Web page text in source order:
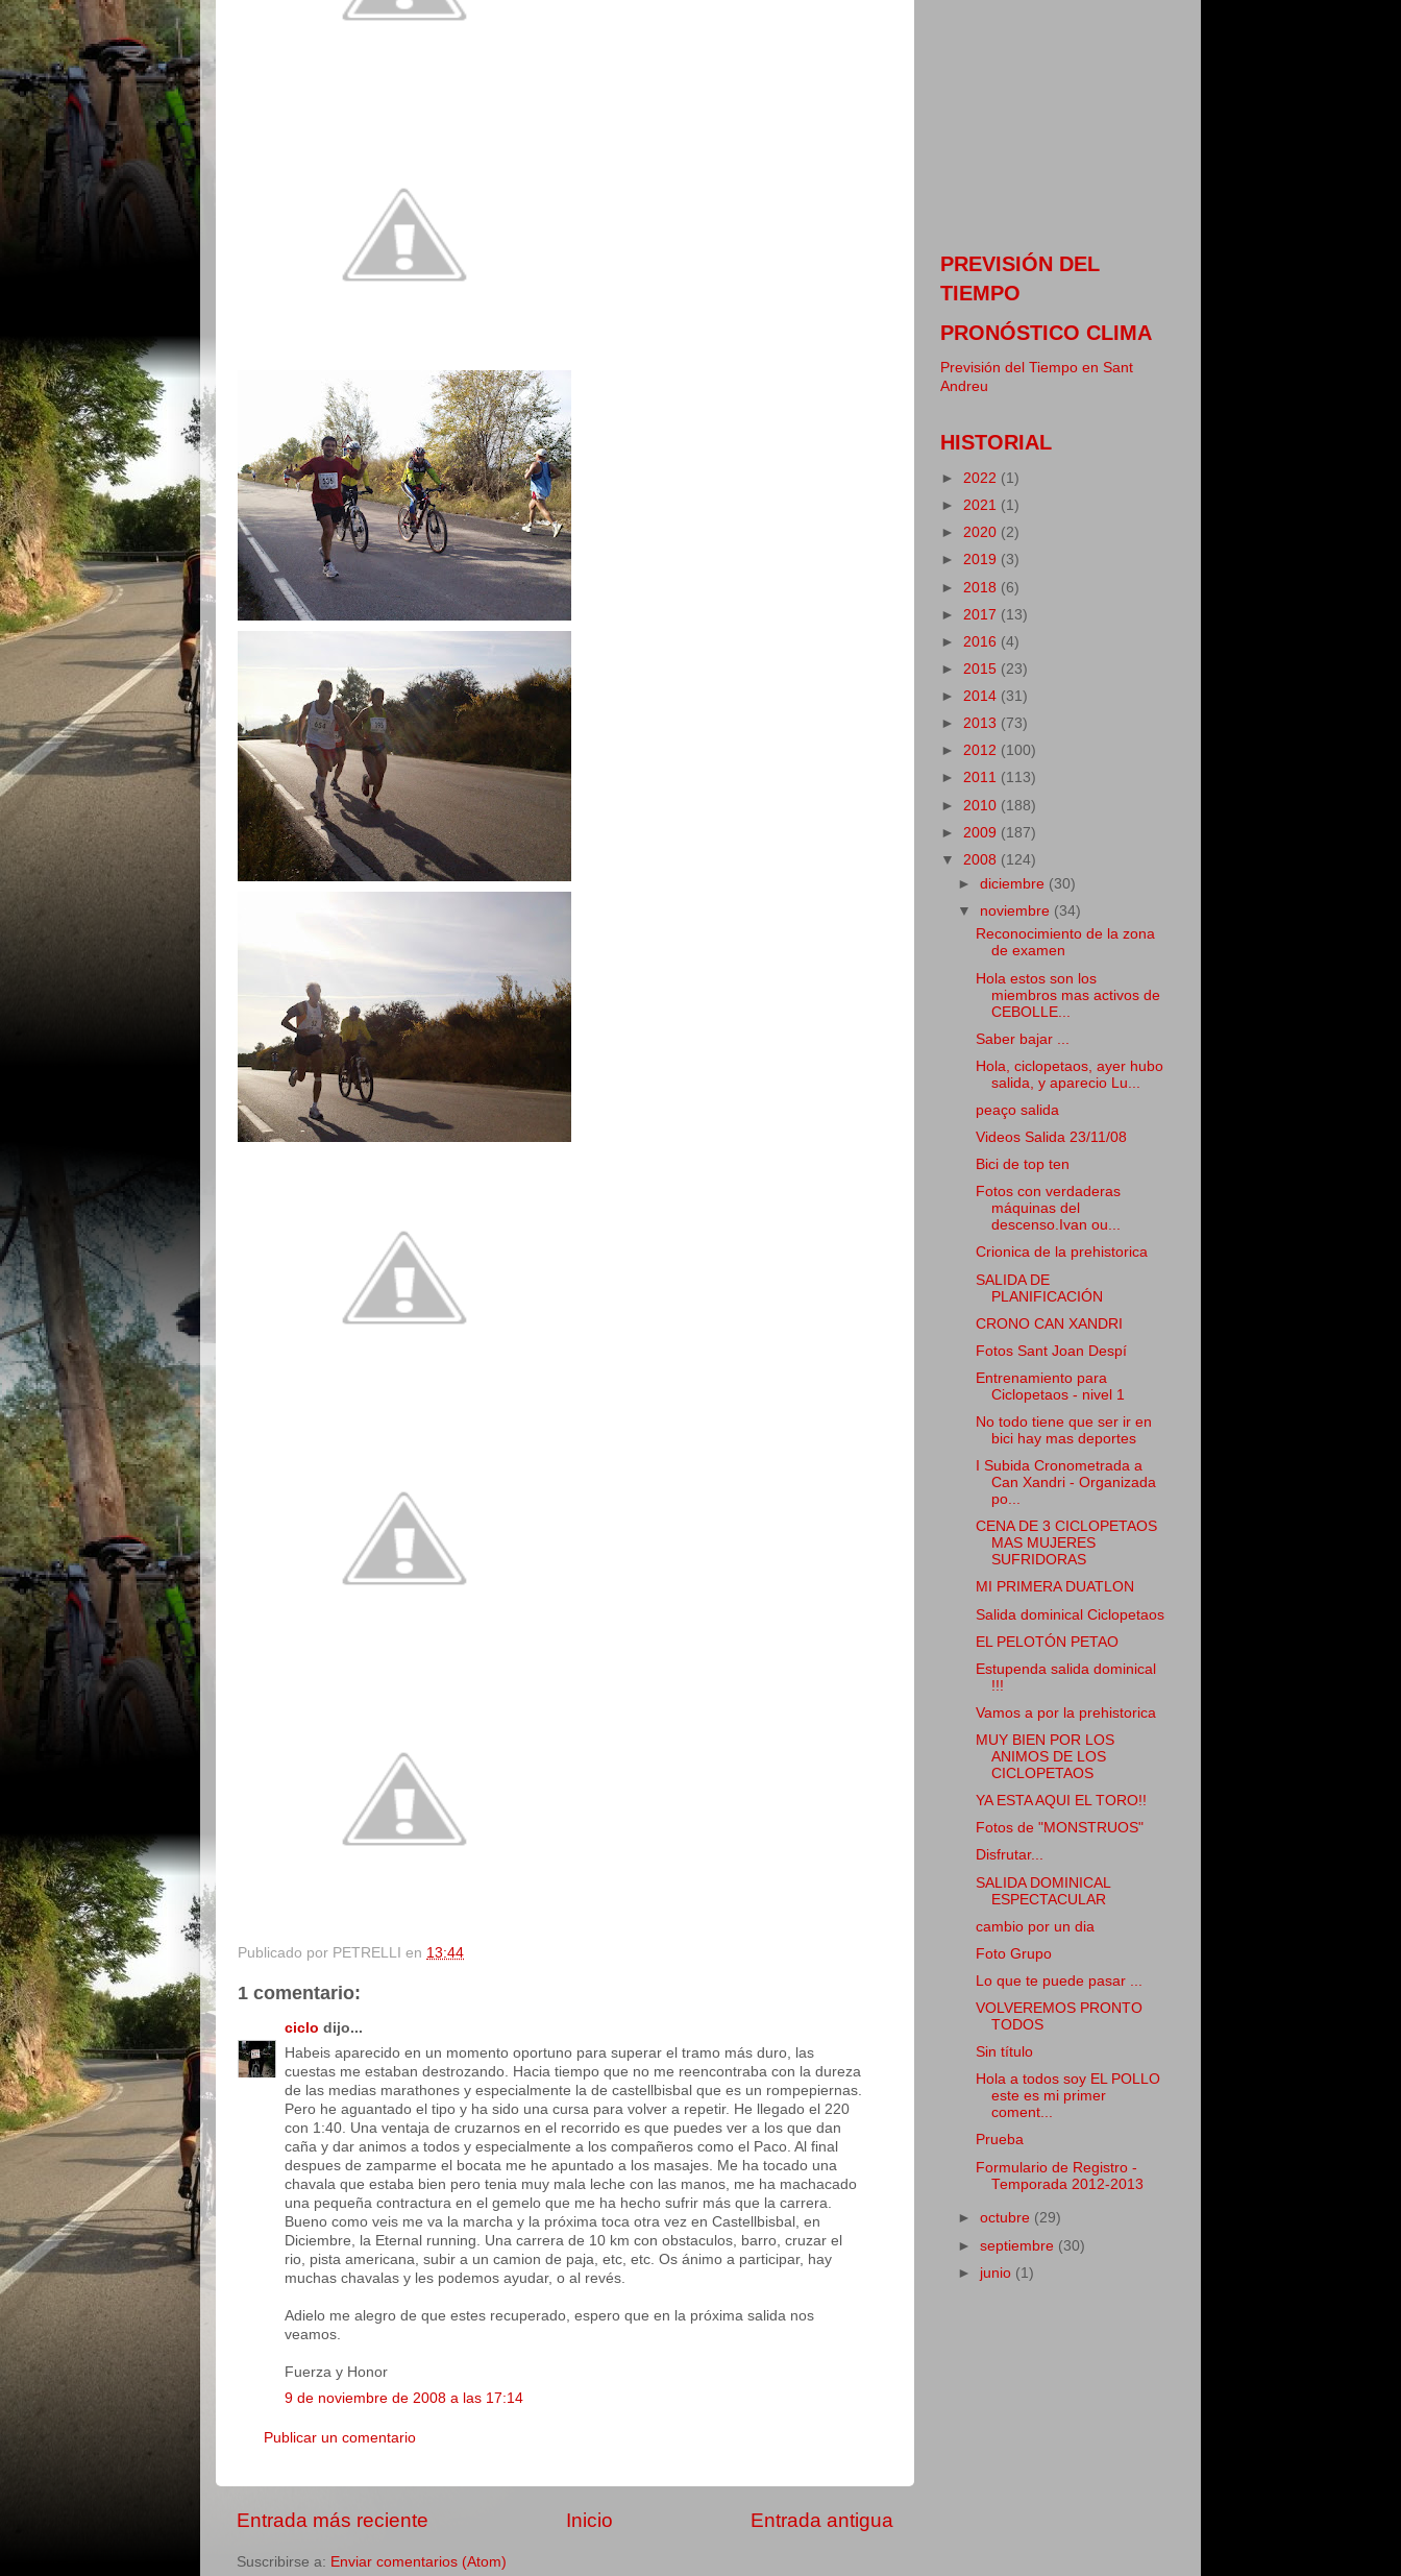
Publicado por PETRELLI en 13:44
1 comentario:
ciclo dijo...
Habeis aparecido en un momento oportuno para superar el tramo más duro, las
cuestas me estaban destrozando. Hacia tiempo que no me reencontraba con la dureza
de las medias marathones y especialmente la de castellbisbal que es un rompepiernas.
Pero he aguantado el tipo y ha sido una cursa para volver a repetir. He llegado el 220
con 1:40. Una ventaja de cruzarnos en el recorrido es que puedes ver a los que dan
caña y dar animos a todos y especialmente a los compañeros como el Paco. Al final
despues de zamparme el bocata me he apuntado a los masajes. Me ha tocado una
chavala que estaba bien pero tenia muy mala leche con las manos, me ha machacado
una pequeña contractura en el gemelo que me ha hecho sufrir más que la carrera.
Bueno como veis me va la marcha y la próxima toca otra vez en Castellbisbal, en
Diciembre, la Eternal running. Una carrera de 10 km con obstaculos, barro, cruzar el
rio, pista americana, subir a un camion de paja, etc, etc. Os ánimo a participar, hay
muchas chavalas y les podemos ayudar, o al revés.
Adielo me alegro de que estes recuperado, espero que en la próxima salida nos
veamos.
Fuerza y Honor
9 de noviembre de 2008 a las 17:14
Publicar un comentario
Entrada más reciente Entrada antigua
Inicio
Suscribirse a: Enviar comentarios (Atom)
PREVISIÓN DEL
TIEMPO
PRONÓSTICO CLIMA
Previsión del Tiempo en Sant
Andreu
HISTORIAL
► 2022 (1)
► 2021 (1)
► 2020 (2)
► 2019 (3)
► 2018 (6)
► 2017 (13)
► 2016 (4)
► 2015 (23)
► 2014 (31)
► 2013 (73)
► 2012 (100)
► 2011 (113)
► 2010 (188)
► 2009 (187)
▼ 2008 (124)
►diciembre (30)
▼ noviembre (34)
Reconocimiento de la zona
de examen
Hola estos son los
miembros mas activos de
CEBOLLE...
Saber bajar ...
Hola, ciclopetaos, ayer hubo
salida, y aparecio Lu...
peaço salida
Videos Salida 23/11/08
Bici de top ten
Fotos con verdaderas
máquinas del
descenso.Ivan ou...
Crionica de la prehistorica
SALIDA DE
PLANIFICACIÓN
CRONO CAN XANDRI
Fotos Sant Joan Despí
Entrenamiento para
Ciclopetaos - nivel 1
No todo tiene que ser ir en
bici hay mas deportes
I Subida Cronometrada a
Can Xandri - Organizada
po...
CENA DE 3 CICLOPETAOS
MAS MUJERES
SUFRIDORAS
MI PRIMERA DUATLON
Salida dominical Ciclopetaos
EL PELOTÓN PETAO
Estupenda salida dominical
!!!
Vamos a por la prehistorica
MUY BIEN POR LOS
ANIMOS DE LOS
CICLOPETAOS
YA ESTA AQUI EL TORO!!
Fotos de "MONSTRUOS"
Disfrutar...
SALIDA DOMINICAL
ESPECTACULAR
cambio por un dia
Foto Grupo
Lo que te puede pasar ...
VOLVEREMOS PRONTO
TODOS
Sin título
Hola a todos soy EL POLLO
este es mi primer
coment...
Prueba
Formulario de Registro -
Temporada 2012-2013
►octubre (29)
►septiembre (30)
► junio (1)